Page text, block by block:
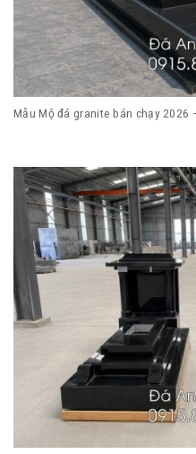
Mẫu Mộ đá granite bán chạy 2026